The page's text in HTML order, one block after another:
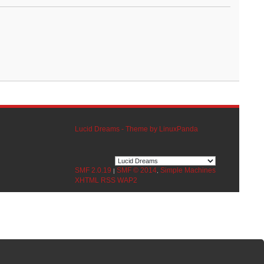
Lucid Dreams - Theme by LinuxPanda
SMF 2.0.19 | SMF © 2014, Simple Machines
XHTML
RSS WAP2